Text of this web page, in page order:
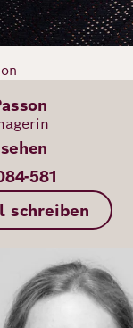
581
schreiben